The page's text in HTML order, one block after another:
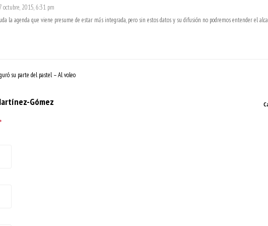
octubre, 2015, 6:31 pm
la agenda que viene presume de estar más integrada, pero sin estos datos y su difusión no podremos entender el
su parte del pastel – Al voleo
Gómez
*